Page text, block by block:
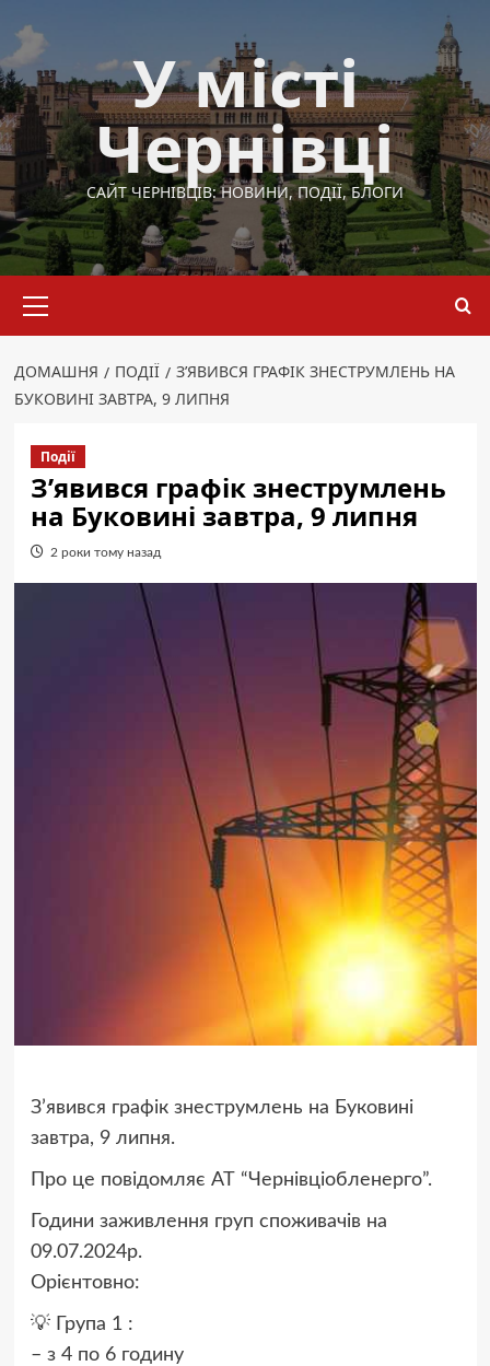
до
вмісту
У місті
Чернівці
САЙТ ЧЕРНІВЦІВ: НОВИНИ, ПОДІЇ, БЛОГИ
меню
ДОМАШНЯ ПОДІЇ
З’ЯВИВСЯ ГРАФІК ЗНЕСТРУМЛЕНЬ НА
БУКОВИНІ ЗАВТРА, 9 ЛИПНЯ
Події
З’явився графік знеструмлень
на Буковині завтра, 9 липня
2 роки тому назад
З’явився графік знеструмлень на Буковині
завтра, 9 липня.
Про це повідомляє АТ “Чернівціобленерго”.
Години заживлення груп споживачів на
09.07.2024р.
Орієнтовно:
💡 Група 1 :
– з 4 по 6 годину